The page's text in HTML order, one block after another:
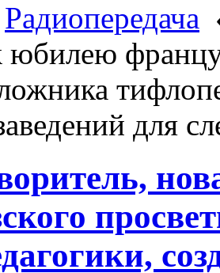
Радиопередача
юбилею
для